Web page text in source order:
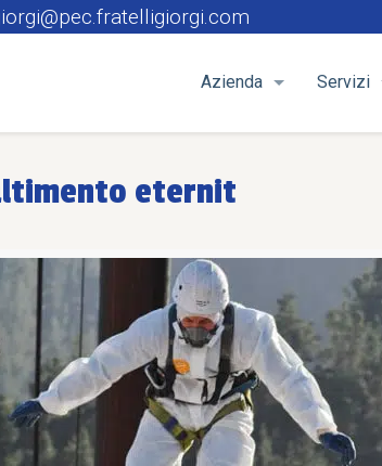
Azienda Servizi
eternit